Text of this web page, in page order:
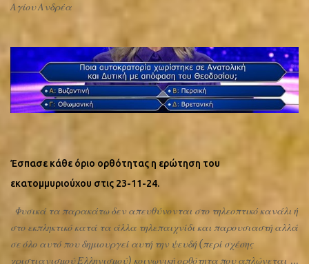
Αγίου Ανδρέα
Έσπασε κάθε όριο ορθότητας η ερώτηση του
εκατομμυριούχου στις 23-11-24.
Φυσικά τα παρακάτω δεν απευθύνονται στο τηλεοπτικό κανάλι ή
στο εκπληκτικό κατά τα άλλα τηλεπαιχνίδι και παρουσιαστή αλλά
σε όλο αυτό που δημιουργεί αυτή την ψευδή (περί σχέσης
χριστιανισμού Ελληνισμού) κοινωνική ορθότητα που απλώνεται